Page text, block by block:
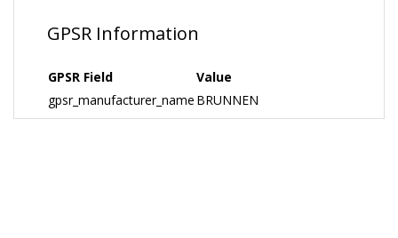
GPSR Information
GPSR Field
Value
gpsr_manufacturer_name BRUNNEN